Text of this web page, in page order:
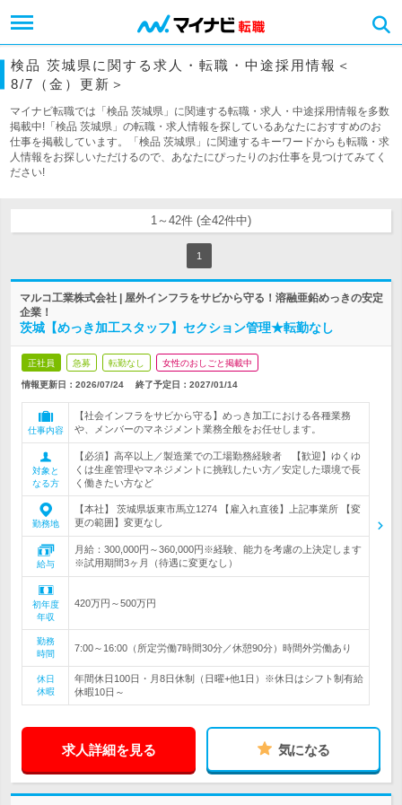
検品 茨城県に関する求人・転職・中途採用情報＜
8/7（金）更新＞
マイナビ転職では「検品 茨城県」に関連する転職・求人・中途採用情報を多数
掲載中!「検品 茨城県」の転職・求人情報を探しているあなたにおすすめのお
仕事を掲載しています。「検品 茨城県」に関連するキーワードからも転職・求
人情報をお探しいただけるので、あなたにぴったりのお仕事を見つけてみてく
ださい!
1～42件 (全42件中)
1
マルコ工業株式会社 | 屋外インフラをサビから守る！溶融亜鉛めっきの安定
企業！
茨城【めっき加工スタッフ】セクション管理★転勤なし
正社員 急募 転勤なし 女性のおしごと掲載中
情報更新日：2026/07/24 終了予定日： 2027/01/14
仕事内容
【社会インフラをサビから守る】めっき加工における各種業務
や、メンバーのマネジメント業務全般をお任せします。
対象と
なる方
【必須】高卒以上／製造業での工場勤務経験者 【歓迎】ゆくゆ
くは生産管理やマネジメントに挑戦したい方／安定した環境で長
く働きたい方など
勤務地
【本社】 茨城県坂東市馬立1274 【雇入れ直後】上記事業所 【変
更の範囲】変更なし
給与
月給：300,000円～360,000円※経験、能力を考慮の上決定します
※試用期間3ヶ月（待遇に変更なし）
初年度
年収
420万円～500万円
勤務
時間
7:00～16:00（所定労働7時間30分／休憩90分）時間外労働あり
休日
休暇
年間休日100日・月8日休制（日曜+他1日）※休日はシフト制有給
休暇10日～
求人詳細を見る 気になる